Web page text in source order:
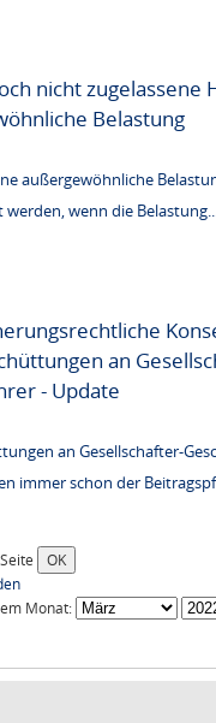
nicht zugelassene
Belastung
außergewöhnliche
wenn die
an
- Update
an Gesellschafter-
immer schon der
Monat: